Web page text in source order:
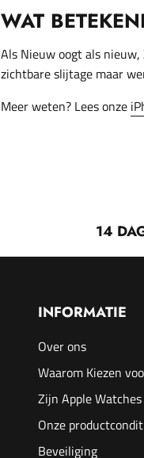
WAT
Als Nieuw oogt als
zichtbare slijtage maar
Meer weten? Lees onze
14
INFORMATIE
Over ons
Waarom Kiezen
Zijn Apple
Onze
Beveiliging